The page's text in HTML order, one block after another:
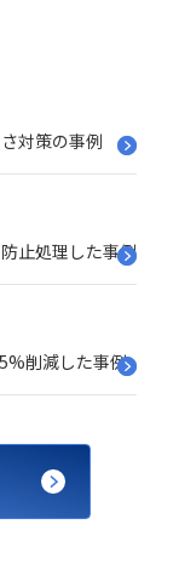
対策の事例
止処理した事例
削減した事例